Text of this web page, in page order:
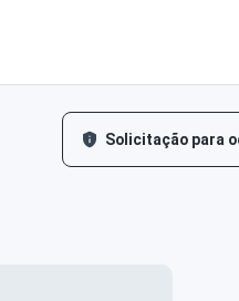
Solicitação para